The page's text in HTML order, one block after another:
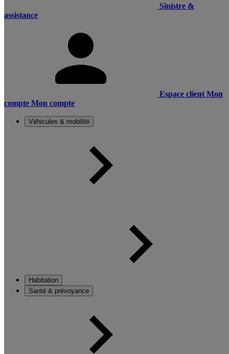
Sinistre &
assistance
Espace client Mon
compte Mon compte
Véhicules & mobilité
Habitation
Santé & prévoyance